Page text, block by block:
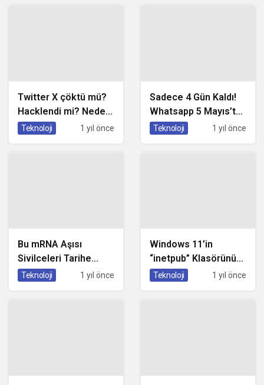
Twitter X çöktü mü?
Hacklendi mi? Neden
Açılmıyor?
Teknoloji 1 yıl önce
Sadece 4 Gün Kaldı!
Whatsapp 5 Mayıs’tan
Sonra Şu
Teknoloji 1 yıl önce
Bu mRNA Aşısı
Sivilceleri Tarihe
Gömecek! Peki Fiyatı
Teknoloji 1 yıl önce
Windows 11’in
“inetpub” Klasörünü
Silmek Hayatınızı
Teknoloji 1 yıl önce